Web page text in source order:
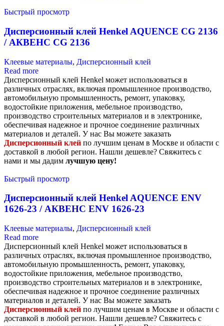
Быстрый просмотр
Дисперсионный клей Henkel AQUENCE CG 2136
/ АКВЕНС CG 2136
Клеевые материалы, Дисперсионный клей
Read more
Дисперсионный клей Henkel может использоваться в
различных отраслях, включая промышленное производство,
автомобильную промышленность, ремонт, упаковку,
водостойкие приложения, мебельное производство,
производство строительных материалов и в электронике,
обеспечивая надежное и прочное соединение различных
материалов и деталей. У нас Вы можете заказать
Дисперсионный клей по лучшим ценам в Москве и области с
доставкой в любой регион. Нашли дешевле? Свяжитесь с
нами и мы дадим лучшую цену!
Быстрый просмотр
Дисперсионный клей Henkel AQUENCE ENV
1626-23 / АКВЕНС ENV 1626-23
Клеевые материалы, Дисперсионный клей
Read more
Дисперсионный клей Henkel может использоваться в
различных отраслях, включая промышленное производство,
автомобильную промышленность, ремонт, упаковку,
водостойкие приложения, мебельное производство,
производство строительных материалов и в электронике,
обеспечивая надежное и прочное соединение различных
материалов и деталей. У нас Вы можете заказать
Дисперсионный клей по лучшим ценам в Москве и области с
доставкой в любой регион. Нашли дешевле? Свяжитесь с